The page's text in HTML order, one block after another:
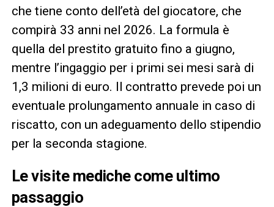
che tiene conto dell’età del giocatore, che
compirà 33 anni nel 2026. La formula è
quella del prestito gratuito fino a giugno,
mentre l’ingaggio per i primi sei mesi sarà di
1,3 milioni di euro. Il contratto prevede poi un
eventuale prolungamento annuale in caso di
riscatto, con un adeguamento dello stipendio
per la seconda stagione.
Le visite mediche come ultimo
passaggio